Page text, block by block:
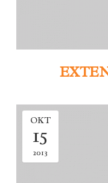
OKT
15
2013